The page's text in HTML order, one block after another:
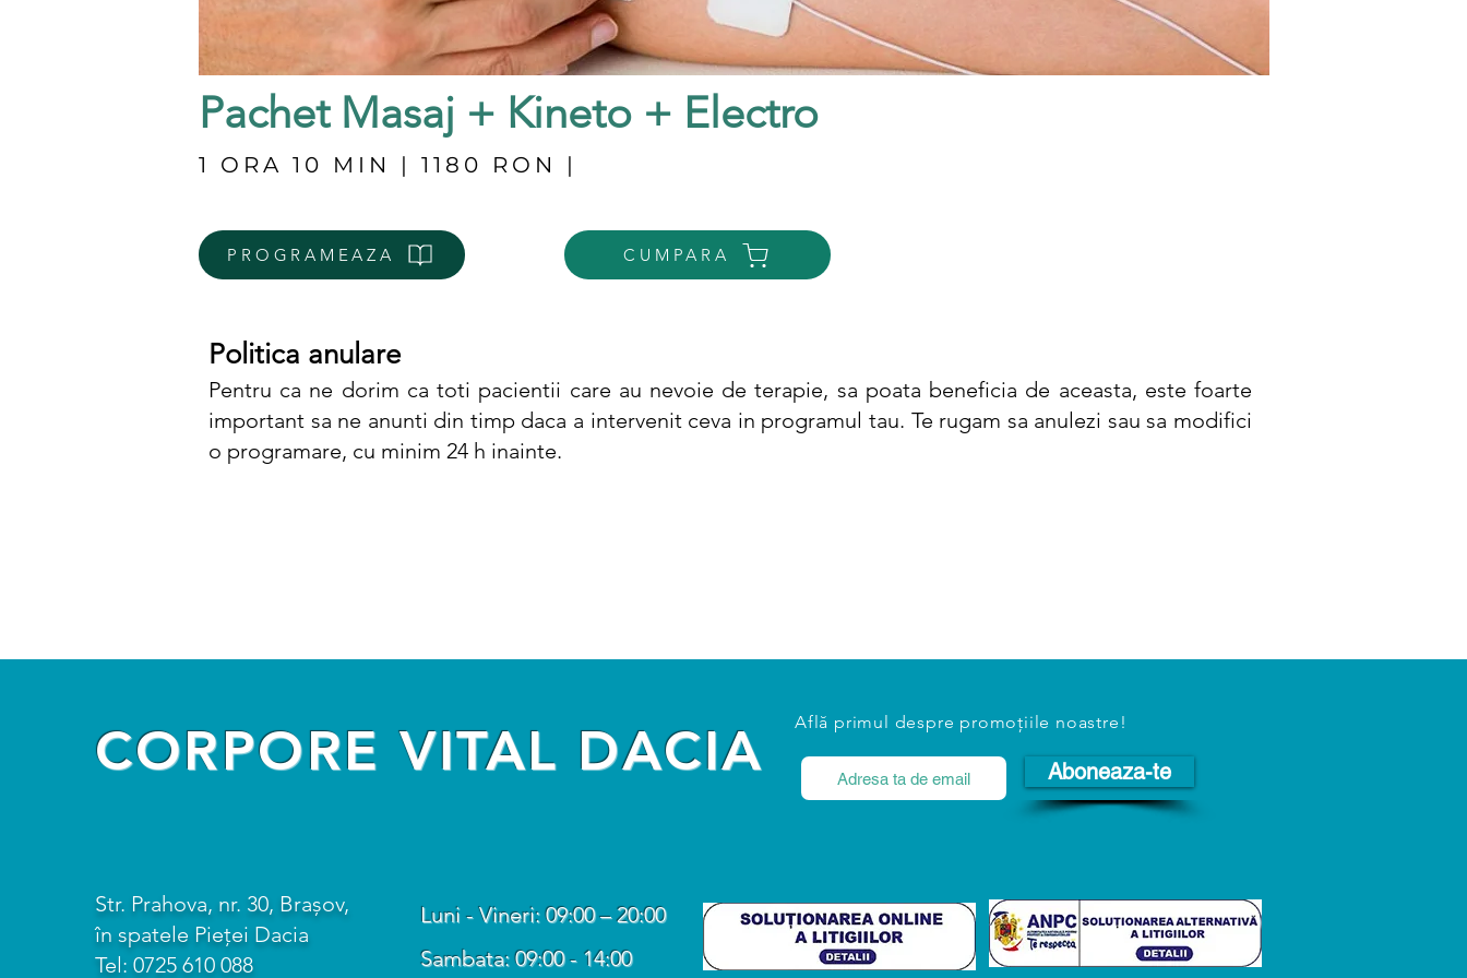
Pachet Masaj + Kineto + Electro
1 ORA 10 MIN | 1180 RON |
PROGRAMEAZA CUMPARA
Politica anulare
Pentru ca ne dorim ca toti pacientii care au nevoie de terapie, sa poata beneficia de aceasta, este foarte
important sa ne anunti din timp daca a intervenit ceva in programul tau. Te rugam sa anulezi sau sa modifici
o programare, cu minim 24 h inainte.
CORPORE VITAL DACIA Află primul despre promoțiile noastre!
Aboneaza-te
Str. Prahova, nr. 30, Brașov,
în spatele Pieței Dacia
Tel: 0725 610 088
Luni - Vineri: 09:00 – 20:00
Sambata: 09:00 - 14:00